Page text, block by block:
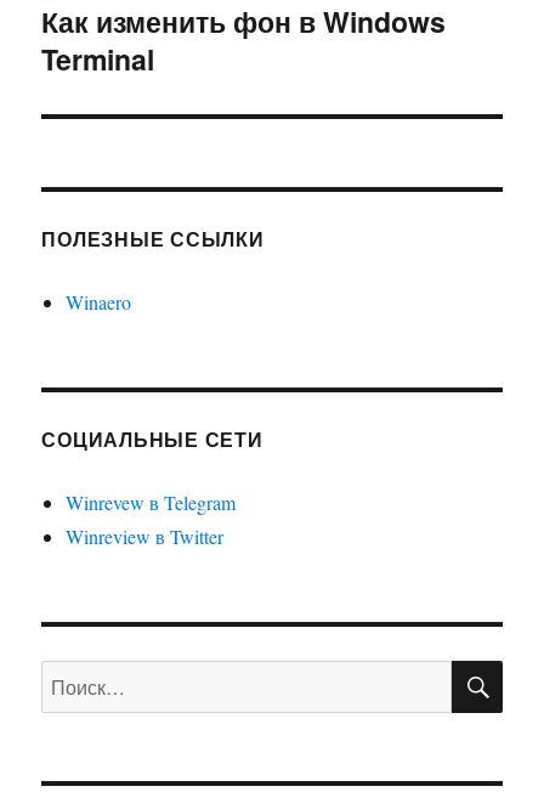
Следующая
запись:
Как изменить фон в Windows
Terminal
ПОЛЕЗНЫЕ ССЫЛКИ
Winaero
СОЦИАЛЬНЫЕ СЕТИ
Winrevew в Telegram
Winreview в Twitter
Искать: